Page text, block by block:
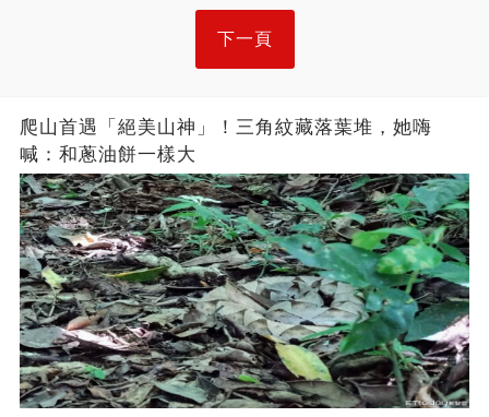
下一頁
爬山首遇「絕美山神」！三角紋藏落葉堆，她嗨
喊：和蔥油餅一樣大